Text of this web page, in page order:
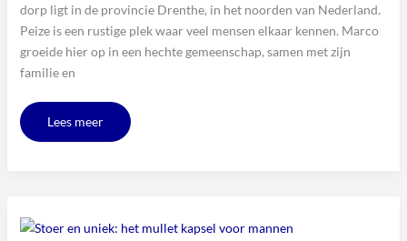
dorp ligt in de provincie Drenthe, in het noorden van Nederland.
Peize is een rustige plek waar veel mensen elkaar kennen. Marco
groeide hier op in een hechte gemeenschap, samen met zijn
familie en
Lees meer
uniek: